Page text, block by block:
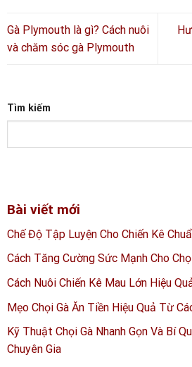
Gà Plymouth là gì? Cách nuôi
và chăm sóc gà Plymouth
Tìm kiếm
Bài viết mới
Chế Độ Tập Luyện Cho Chiến Kê
Cách Tăng Cường Sức Mạnh Cho
Cách Nuôi Chiến Kê Mau Lớn Hiệu
Mẹo Chọi Gà Ăn Tiền Hiệu Quả Từ
Kỹ Thuật Chọi Gà Nhanh Gọn Và Bí
Chuyên Gia